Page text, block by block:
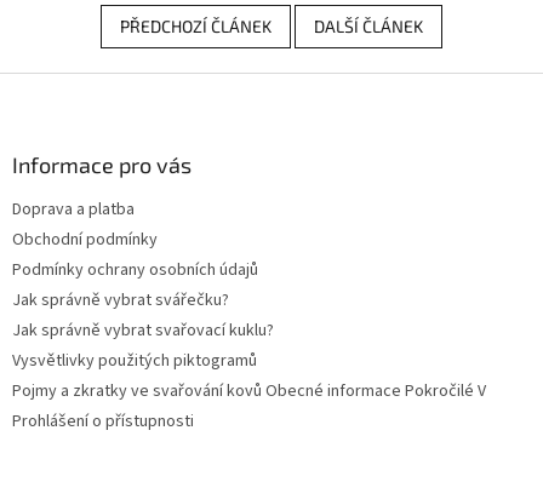
PŘEDCHOZÍ ČLÁNEK DALŠÍ ČLÁNEK
Informace pro vás
Doprava a platba
Obchodní podmínky
Podmínky ochrany osobních údajů
Jak správně vybrat svářečku?
Jak správně vybrat svařovací kuklu?
Vysvětlivky použitých piktogramů
Pojmy a zkratky ve svařování kovů Obecné informace Pokročilé V
Prohlášení o přístupnosti